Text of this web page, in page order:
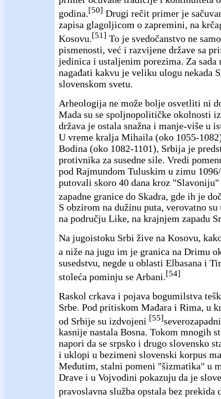
godina.[50] Drugi rečit primer je
zapisa glagoljicom o zapremini, na
Kosovu.[51] To je svedočanstvo ne
pismenosti, već i razvijene države sa
jedinica i ustaljenim porezima. Za sada
nagađati kakvu je veliku ulogu nekada
slovenskom svetu.
Arheologija ne može bolje osvetliti ni
Mada su se spoljnopolitičke okolnosti
država je ostala snažna i manje-više u
U vreme kralja Mihaila (oko 1055-
Bodina (oko 1082-1101), Srbija je
protivnika za susedne sile. Vredi
pod Rajmundom Tuluskim u zimu
putovali skoro 40 dana kroz
zapadne granice do Skadra, gde ih je
S obzirom na dužinu puta, verovatno
na području Like, na krajnjem zapadu
Na jugoistoku Srbi žive na Kosovu,
a niže na jugu im je granica na Drimu
susedstvu, negde u oblasti Elbasana i
stoleća pominju se Arbani.[54]
Raskol crkava i pojava bogumilstva
Srbe. Pod pritiskom Mađara i Rima, u
od Srbije su izdvojeni [55]
kasnije nastala Bosna. Tokom mnogih
napori da se srpsko i drugo slovensko
i uklopi u bezimeni slovenski korpus
Međutim, stalni pomeni "šizmatika" u
Drave i u Vojvodini pokazuju da je
pravoslavna služba opstala bez prekida